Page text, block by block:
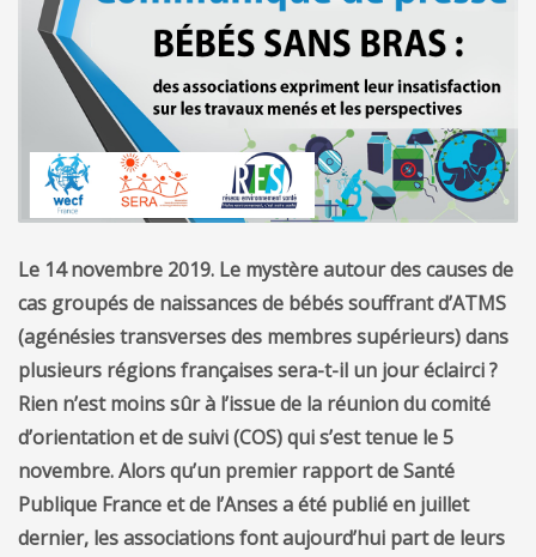
Le 14 novembre 2019. Le mystère autour des causes de
cas groupés de naissances de bébés souffrant d’ATMS
(agénésies transverses des membres supérieurs) dans
plusieurs régions françaises sera-t-il un jour éclairci ?
Rien n’est moins sûr à l’issue de la réunion du comité
d’orientation et de suivi (COS) qui s’est tenue le 5
novembre. Alors qu’un premier rapport de Santé
Publique France et de l’Anses a été publié en juillet
dernier, les associations font aujourd’hui part de leurs